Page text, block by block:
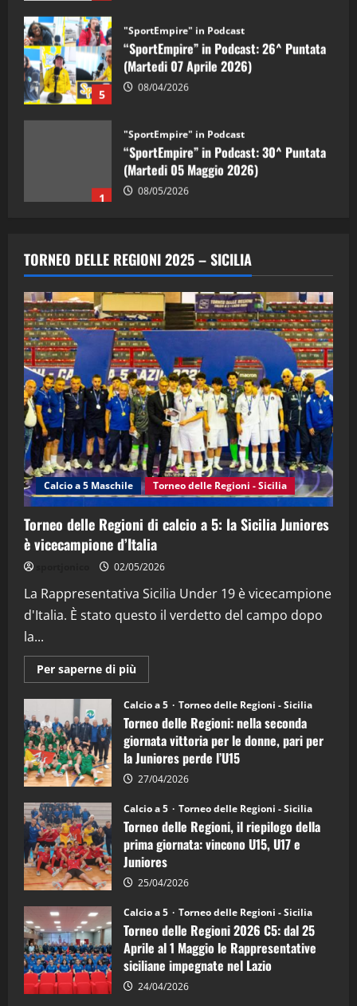
5
"SportEmpire" in Podcast
“SportEmpire” in Podcast: 26^ Puntata
(Martedi 07 Aprile 2026)
08/04/2026
1
"SportEmpire" in Podcast
“SportEmpire” in Podcast: 30^ Puntata
(Martedi 05 Maggio 2026)
08/05/2026
2
“SportEmpire” in Podcast: 29^ Puntata
(Martedi 28 Aprile 2026)
3
"SportEmpire" in Podcast
“SportEmpire” in Podcast: 28^ Puntata
(Martedi 21 Aprile 2026)
21/04/2026
4
"SportEmpire" in Podcast Sport News
“SportEmpire” in Podcast: 27^ Puntata
(Martedi 14 Aprile 2026)
15/04/2026
"SportEmpire" in Podcast
“SportEmpire” in Podcast: 26^ Puntata
08/04/2026
TORNEO DELLE REGIONI 2025 – SICILIA
Calcio a 5 Maschile Torneo delle Regioni - Sicilia
Torneo delle Regioni di calcio a 5: la Sicilia Juniores
è vicecampione d’Italia
02/05/2026
La Rappresentativa Sicilia Under 19 è vicecampione
d'Italia. È stato questo il verdetto del campo dopo
la...
Per saperne di più
informazioni
Torneo
delle
Regioni
di
calcio
a
5:
la
Juniores
è
vicecampione
d’Italia
Calcio a 5 Torneo delle Regioni - Sicilia
Torneo delle Regioni: nella seconda
giornata vittoria per le donne, pari per
la Juniores perde l’U15
27/04/2026
Calcio a 5 Torneo delle Regioni - Sicilia
Torneo delle Regioni, il riepilogo della
prima giornata: vincono U15, U17 e
Juniores
25/04/2026
Calcio a 5 Torneo delle Regioni - Sicilia
Torneo delle Regioni 2026 C5: dal 25
Aprile al 1 Maggio le Rappresentative
siciliane impegnate nel Lazio
24/04/2026